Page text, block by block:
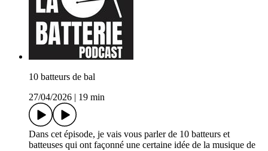
10 batteurs de bal
27/04/2026
19 min
Dans cet épisode, je vais vous parler de 10 batteurs et
batteuses qui ont façonné une certaine idée de la musique de